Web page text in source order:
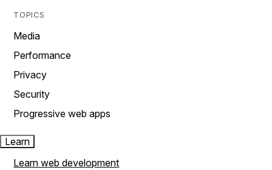
TOPICS
Media
Performance
Privacy
Security
Progressive web apps
Learn
Learn web development